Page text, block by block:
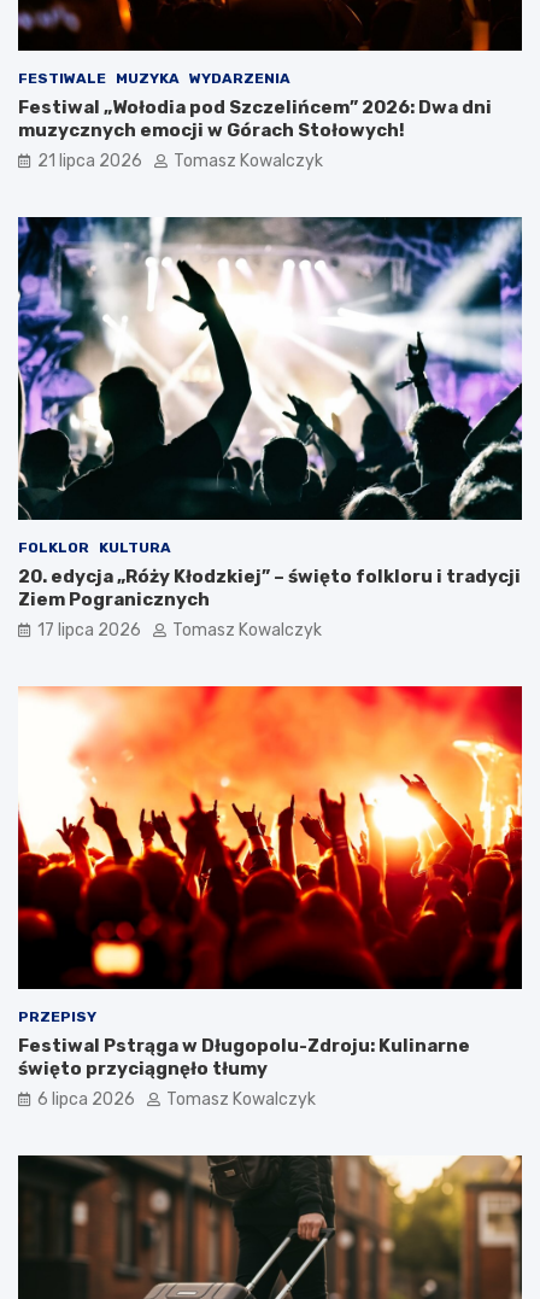
n
l
ą
s
k
g
o
O
t
w
a
r
c
i
a
W
a
k
a
c
j
i
P
s
k
i
c
FESTIWALE MUZYKA WYDARZENIA
Festiwal „Wołodia pod Szczelińcem” 2026: Dwa dni
muzycznych emocji w Górach Stołowych!
21 lipca 2026 Tomasz Kowalczyk
FOLKLOR KULTURA
20. edycja „Róży Kłodzkiej” – święto folkloru i tradycji
Ziem Pogranicznych
17 lipca 2026 Tomasz Kowalczyk
PRZEPISY
Festiwal Pstrąga w Długopolu-Zdroju: Kulinarne
święto przyciągnęło tłumy
6 lipca 2026 Tomasz Kowalczyk